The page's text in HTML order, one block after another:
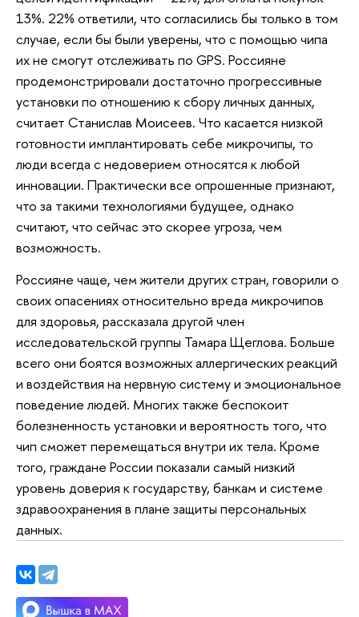
13%. 22% ответили, что согласились бы только в том
случае, если бы были уверены, что с помощью чипа
их не смогут отслеживать по GPS. Россияне
продемонстрировали достаточно прогрессивные
установки по отношению к сбору личных данных,
считает Станислав Моисеев. Что касается низкой
готовности имплантировать себе микрочипы, то
люди всегда с недоверием относятся к любой
инновации. Практически все опрошенные признают,
что за такими технологиями будущее, однако
считают, что сейчас это скорее угроза, чем
возможность.
Россияне чаще, чем жители других стран, говорили о
своих опасениях относительно вреда микрочипов
для здоровья, рассказала другой член
исследовательской группы Тамара Щеглова. Больше
всего они боятся возможных аллергических реакций
и воздействия на нервную систему и эмоциональное
поведение людей. Многих также беспокоит
болезненность установки и вероятность того, что
чип сможет перемещаться внутри их тела. Кроме
того, граждане России показали самый низкий
уровень доверия к государству, банкам и системе
здравоохранения в плане защиты персональных
данных.